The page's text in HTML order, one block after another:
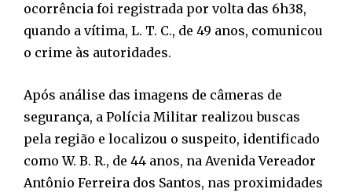
ocorrência foi registrada por volta das 6h38,
quando a vítima, L. T. C., de 49 anos, comunicou
o crime às autoridades.
Após análise das imagens de câmeras de
segurança, a Polícia Militar realizou buscas
pela região e localizou o suspeito, identificado
como W. B. R., de 44 anos, na Avenida Vereador
Antônio Ferreira dos Santos, nas proximidades